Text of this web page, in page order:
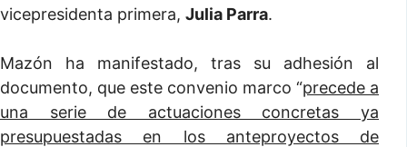
vicepresidenta primera, Julia Parra.
Mazón ha manifestado, tras su adhesión al
documento, que este convenio marco “precede a
una serie de actuaciones concretas ya
presupuestadas en los anteproyectos de